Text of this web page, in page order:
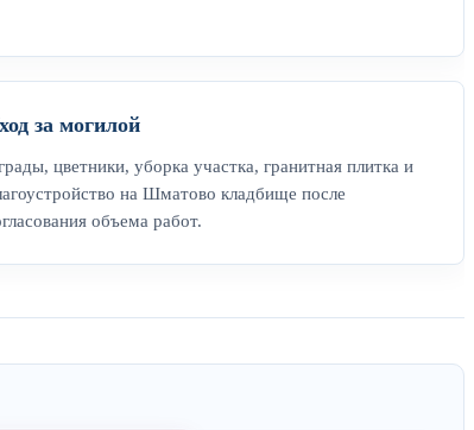
за могилой
цветники, уборка участка, гранитная плитка и
на Шматово кладбище после
объема работ.